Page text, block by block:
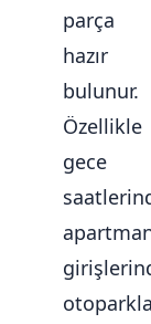
parça
hazır
bulunur.
Özellikle
gece